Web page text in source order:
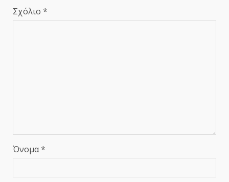
Σχόλιο *
Όνομα*